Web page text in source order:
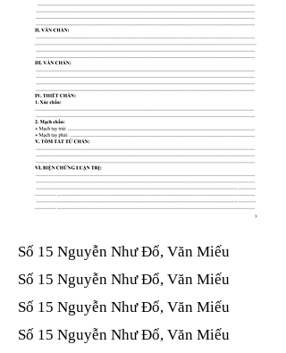
Số 15 Nguyễn Như Đổ, Văn Miếu​​​​
Số 15 Nguyễn Như Đổ, Văn Miếu​​​​
Số 15 Nguyễn Như Đổ, Văn Miếu​​​​
Số 15 Nguyễn Như Đổ, Văn Miếu​​​​